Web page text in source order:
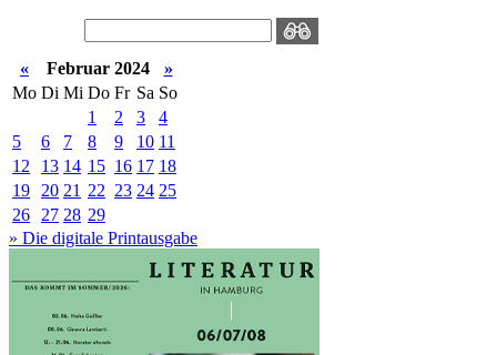
« Februar 2024
»
Mo Di Mi Do Fr Sa So
1
2 3
4
5
6 7 8 9 10 11
12
13 14 15 16 17 18
19
20 21 22 23 24 25
26
27 28 29
» Die digitale Printausgabe